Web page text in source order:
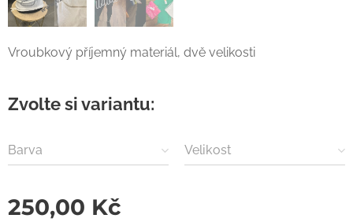
Vroubkový příjemný materiál, dvě velikosti
Zvolte si variantu:
Barva Velikost
250,00 Kč